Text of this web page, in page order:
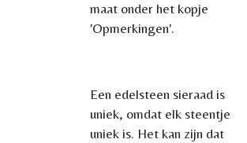
maat onder het kopje
'Opmerkingen'.
Een edelsteen sieraad is
uniek, omdat elk steentje
uniek is. Het kan zijn dat